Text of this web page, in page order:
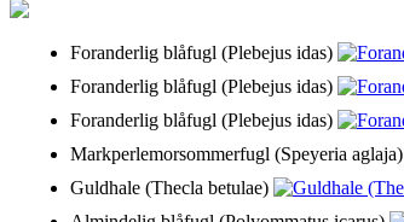
Foranderlig blåfugl (Plebejus idas)
Foranderlig blåfugl (Plebejus idas)
Foranderlig blåfugl (Plebejus idas)
Markperlemorsommerfugl (Speyeria aglaja)
Guldhale (Thecla betulae)